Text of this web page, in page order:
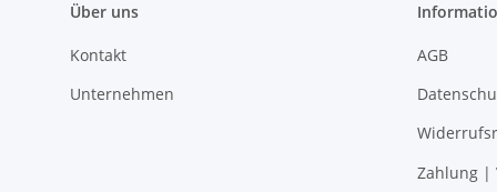
Über uns
Kontakt
Unternehmen
AGB
Zahlung |